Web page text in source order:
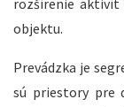
rozšírenie aktivít
objektu.
Prevádzka je
sú priestory pre